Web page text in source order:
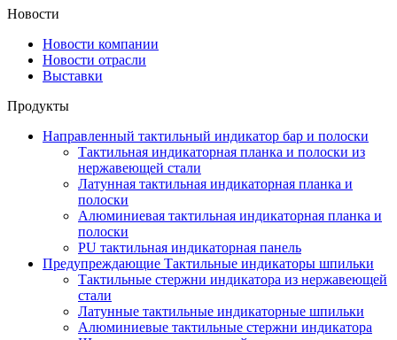
Новости
Новости компании
Новости отрасли
Выставки
Продукты
Направленный тактильный индикатор бар и полоски
Тактильная индикаторная планка и полоски из
нержавеющей стали
Латунная тактильная индикаторная планка и
полоски
Алюминиевая тактильная индикаторная планка и
полоски
PU тактильная индикаторная панель
Предупреждающие Тактильные индикаторы шпильки
Тактильные стержни индикатора из нержавеющей
стали
Латунные тактильные индикаторные шпильки
Алюминиевые тактильные стержни индикатора